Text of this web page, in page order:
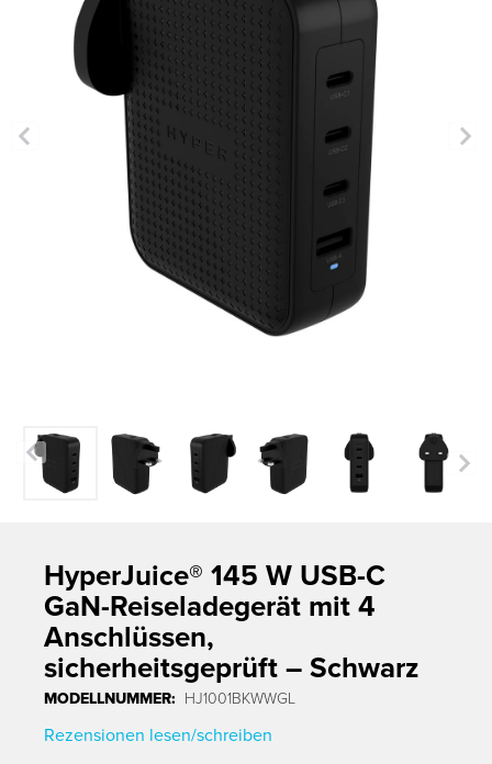
Previous Next
HyperJuice® 145 W USB-C
GaN-Reiseladegerät mit 4
Anschlüssen,
sicherheitsgeprüft – Schwarz
MODELLNUMMER: HJ1001BKWWGL
Rezensionen lesen/schreiben